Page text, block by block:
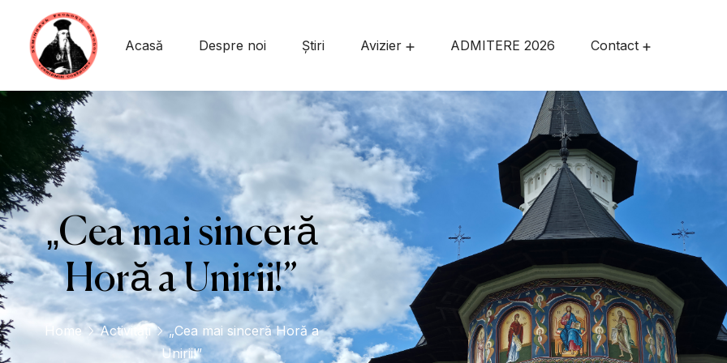
conținut
Acasă Despre noi Știri Avizier ADMITERE 2026 Contact
„Cea mai sinceră
Horă a Unirii!”
Home Activități
„Cea mai sinceră Horă a
Unirii!”